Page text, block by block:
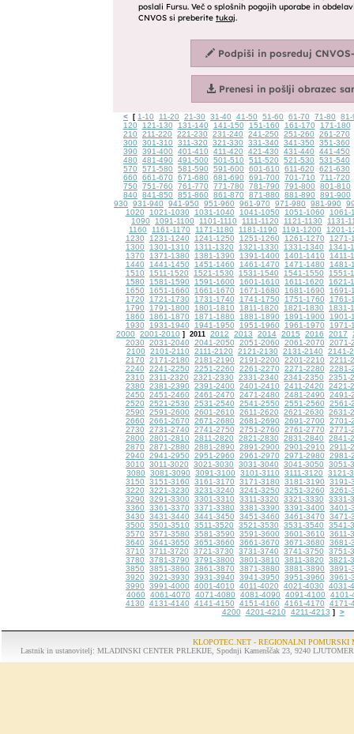
< [ 1-10 11-20 21-30 31-40 41-50 51-60 61-70 71-80
81-
120
121-130 131-140 141-150 151-160 161-170
171-180
210
211-220 221-230 231-240 241-250 251-260
261-270
300
301-310 311-320 321-330 331-340 341-350
351-360
390
391-400 401-410 411-420 421-430 431-440
441-450
480
481-490 491-500 501-510 511-520 521-530
531-540
570
571-580 581-590 591-600 601-610 611-620
621-630
660
661-670 671-680 681-690 691-700 701-710
711-720
750
751-760 761-770 771-780 781-790 791-800
801-810
840
841-850 851-860 861-870 871-880 881-890
891-900
930
931-940 941-950 951-960 961-970 971-980 981-990
1020
1021-1030 1031-1040 1041-1050 1051-1060
1061-
1090
1091-1100 1101-1110 1111-1120 1121-1130
1131-
1160
1161-1170 1171-1180 1181-1190 1191-1200
1201-
1230
1231-1240 1241-1250 1251-1260 1261-1270
1271-
1300
1301-1310 1311-1320 1321-1330 1331-1340
1341-
1370
1371-1380 1381-1390 1391-1400 1401-1410
1411-
1440
1441-1450 1451-1460 1461-1470 1471-1480
1481-
1510
1511-1520 1521-1530 1531-1540 1541-1550
1551-
1580
1581-1590 1591-1600 1601-1610 1611-1620
1621-
1650
1651-1660 1661-1670 1671-1680 1681-1690
1691-
1720
1721-1730 1731-1740 1741-1750 1751-1760
1761-
1790
1791-1800 1801-1810 1811-1820 1821-1830
1831-
1860
1861-1870 1871-1880 1881-1890 1891-1900
1901-
1930
1931-1940 1941-1950 1951-1960 1961-1970
1971-
2000
2001-2010 ] 2011 2012 2013 2014 2015 2016 2017
2030
2031-2040 2041-2050 2051-2060 2061-2070
2071-
2100
2101-2110 2111-2120 2121-2130 2131-2140
2141-
2170
2171-2180 2181-2190 2191-2200 2201-2210
2211-
2240
2241-2250 2251-2260 2261-2270 2271-2280
2281-
2310
2311-2320 2321-2330 2331-2340 2341-2350
2351-
2380
2381-2390 2391-2400 2401-2410 2411-2420
2421-
2450
2451-2460 2461-2470 2471-2480 2481-2490
2491-
2520
2521-2530 2531-2540 2541-2550 2551-2560
2561-
2590
2591-2600 2601-2610 2611-2620 2621-2630
2631-
2660
2661-2670 2671-2680 2681-2690 2691-2700
2701-
2730
2731-2740 2741-2750 2751-2760 2761-2770
2771-
2800
2801-2810 2811-2820 2821-2830 2831-2840
2841-
2870
2871-2880 2881-2890 2891-2900 2901-2910
2911-
2940
2941-2950 2951-2960 2961-2970 2971-2980
2981-
3010
3011-3020 3021-3030 3031-3040 3041-3050
3051-
3080
3081-3090 3091-3100 3101-3110 3111-3120
3121-
3150
3151-3160 3161-3170 3171-3180 3181-3190
3191-
3220
3221-3230 3231-3240 3241-3250 3251-3260
3261-
3290
3291-3300 3301-3310 3311-3320 3321-3330
3331-
3360
3361-3370 3371-3380 3381-3390 3391-3400
3401-
3430
3431-3440 3441-3450 3451-3460 3461-3470
3471-
3500
3501-3510 3511-3520 3521-3530 3531-3540
3541-
3570
3571-3580 3581-3590 3591-3600 3601-3610
3611-
3640
3641-3650 3651-3660 3661-3670 3671-3680
3681-
3710
3711-3720 3721-3730 3731-3740 3741-3750
3751-
3780
3781-3790 3791-3800 3801-3810 3811-3820
3821-
3850
3851-3860 3861-3870 3871-3880 3881-3890
3891-
3920
3921-3930 3931-3940 3941-3950 3951-3960
3961-
3990
3991-4000 4001-4010 4011-4020 4021-4030
4031-
4060
4061-4070 4071-4080 4081-4090 4091-4100
4101-
4130
4131-4140 4141-4150 4151-4160 4161-4170
4171-
4200
4201-4210 4211-4213 ] >
KLOPOTEC.NET - REGIONALNI POMURSKI
Lastnik in ustanovitelj: MLADINSKI CENTER PRLEKIJE, Spodnji Kamenščak 23, 9240